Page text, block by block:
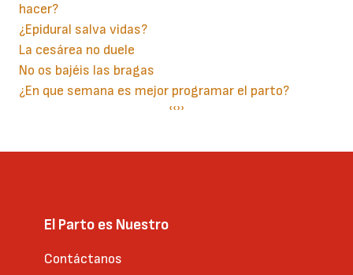
hacer?
¿Epidural salva vidas?
La cesárea no duele
No os bajéis las bragas
¿En que semana es mejor programar el parto?
Página
‹‹Siguiente
››
El Parto es Nuestro
Contáctanos